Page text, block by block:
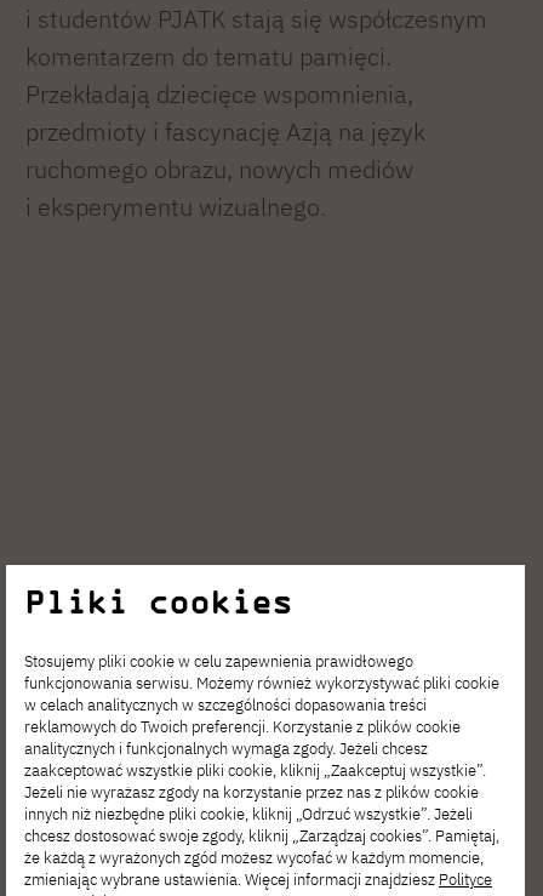
i studentów PJATK stają się współczesnym
komentarzem do tematu pamięci.
Przekładają dziecięce wspomnienia,
przedmioty i fascynację Azją na język
ruchomego obrazu, nowych mediów
i eksperymentu wizualnego.
Dołącz do naszych
zdolnych studentów
i studentek
i zapisz się
na studia
na Wydziale Sztuki
Pliki cookies
Stosujemy pliki cookie w celu zapewnienia prawidłowego
funkcjonowania serwisu. Możemy również wykorzystywać pliki cookie
w celach analitycznych w szczególności dopasowania treści
reklamowych do Twoich preferencji. Korzystanie z plików cookie
analitycznych i funkcjonalnych wymaga zgody. Jeżeli chcesz
zaakceptować wszystkie pliki cookie, kliknij „Zaakceptuj wszystkie”.
Jeżeli nie wyrażasz zgody na korzystanie przez nas z plików cookie
innych niż niezbędne pliki cookie, kliknij „Odrzuć wszystkie”. Jeżeli
chcesz dostosować swoje zgody, kliknij „Zarządzaj cookies”. Pamiętaj,
że każdą z wyrażonych zgód możesz wycofać w każdym momencie,
zmieniając wybrane ustawienia. Więcej informacji znajdziesz Polityce